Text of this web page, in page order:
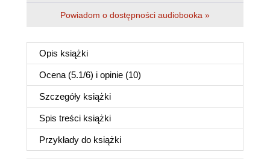
Powiadom o dostępności audiobooka »
Opis książki
Ocena (5.1/6) i opinie (10)
Szczegóły książki
Spis treści książki
Przykłady do książki